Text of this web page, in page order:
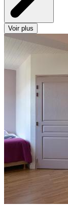
Voir plus